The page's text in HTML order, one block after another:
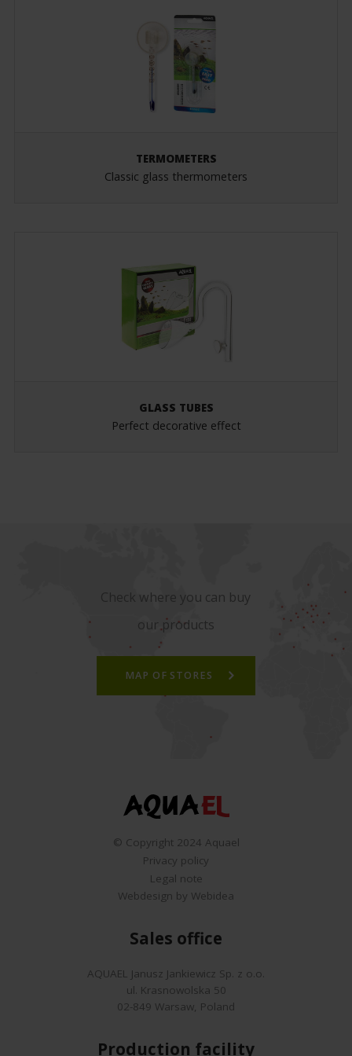
TERMOMETERS
Classic glass thermometers
GLASS TUBES
Perfect decorative effect
Check where you can buy
our products
MAP OF STORES
© Copyright 2024 Aquael
Privacy policy
Legal note
Webdesign by Webidea
Sales office
AQUAEL Janusz Jankiewicz Sp. z o.o.
ul. Krasnowolska 50
02-849 Warsaw, Poland
Production facility